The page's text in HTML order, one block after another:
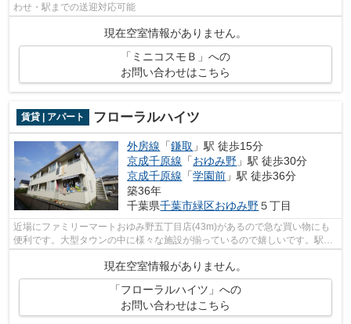
わせ・駅までの送迎対応可能
現在空室情報がありません。
「ミニコスモＢ」への
お問い合わせはこちら
賃貸 | アパート フローラルハイツ
外房線 「鎌取 」駅 徒歩15分
京成千原線 「おゆみ野 」駅 徒歩30分
京成千原線 「学園前 」駅 徒歩36分
築36年
千葉県千葉市緑区おゆみ野５丁目
近場にファミリーマートおゆみ野五丁目店(43m)があるので急な買い物にも
便利です。大型タウンの中に様々な施設が揃っているので嬉しいです。駅ま
現在空室情報がありません。
「フローラルハイツ」への
お問い合わせはこちら